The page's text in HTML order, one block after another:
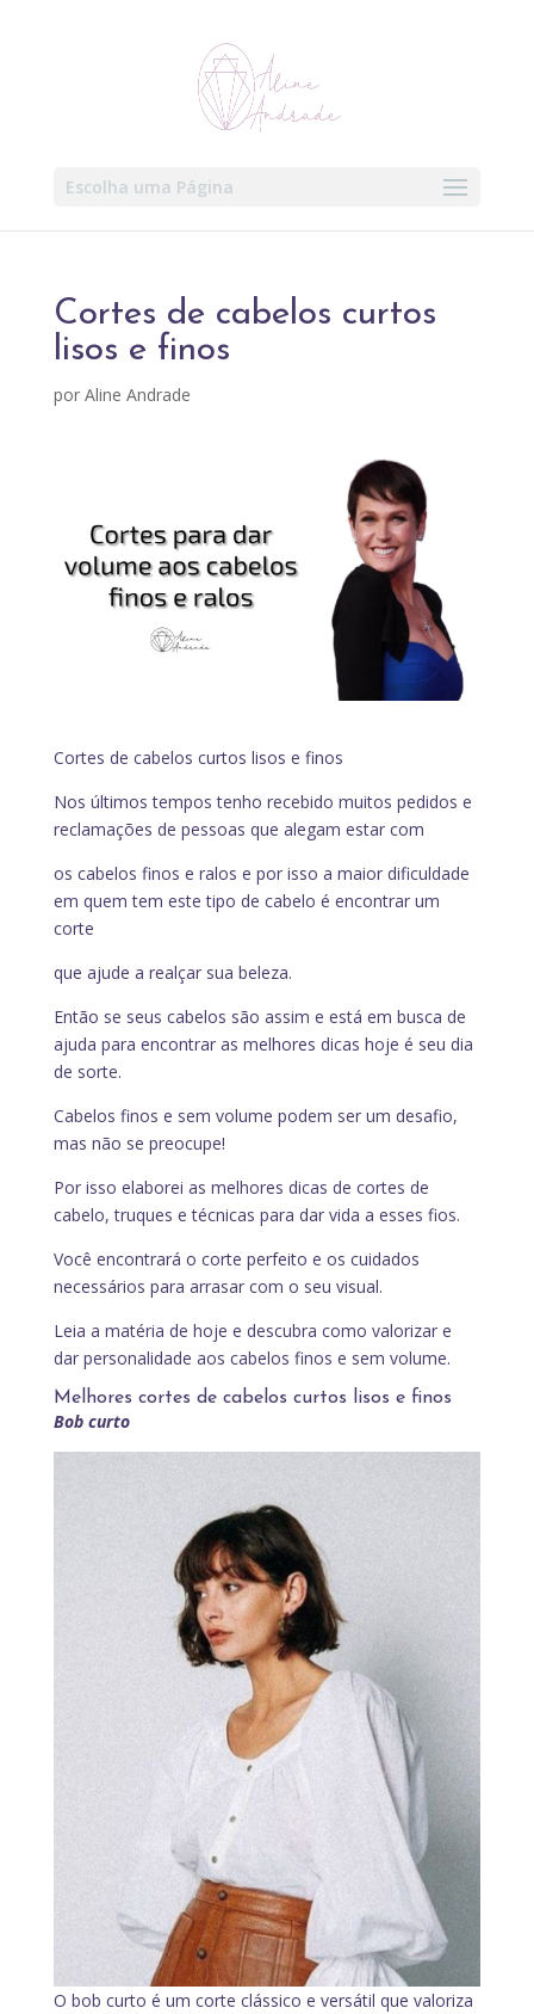
Escolha uma Página
Cortes de cabelos curtos
lisos e finos
por Aline Andrade
Cortes de cabelos curtos lisos e finos
Nos últimos tempos tenho recebido muitos pedidos e
reclamações de pessoas que alegam estar com
os cabelos finos e ralos e por isso a maior dificuldade
em quem tem este tipo de cabelo é encontrar um
corte
que ajude a realçar sua beleza.
Então se seus cabelos são assim e está em busca de
ajuda para encontrar as melhores dicas hoje é seu dia
de sorte.
Cabelos finos e sem volume podem ser um desafio,
mas não se preocupe!
Por isso elaborei as melhores dicas de cortes de
cabelo, truques e técnicas para dar vida a esses fios.
Você encontrará o corte perfeito e os cuidados
necessários para arrasar com o seu visual.
Leia a matéria de hoje e descubra como valorizar e
dar personalidade aos cabelos finos e sem volume.
Melhores cortes de cabelos curtos lisos e finos
Bob curto
O bob curto é um corte clássico e versátil que valoriza